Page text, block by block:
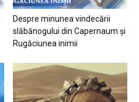
Despre minunea vindecării
slăbănogului din Capernaum și
Rugăciunea inimii